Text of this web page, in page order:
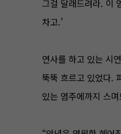
그걸 달래드려라. 이
차고.’
연사를 하고 있는 시
뚝뚝 흐르고 있었다.
있는 염주에까지 스